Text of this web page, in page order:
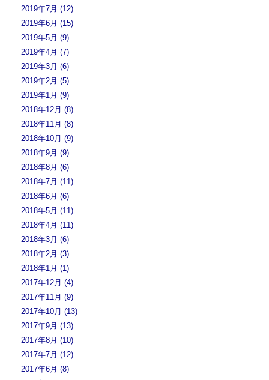
2019年7月 (12)
2019年6月 (15)
2019年5月 (9)
2019年4月 (7)
2019年3月 (6)
2019年2月 (5)
2019年1月 (9)
2018年12月 (8)
2018年11月 (8)
2018年10月 (9)
2018年9月 (9)
2018年8月 (6)
2018年7月 (11)
2018年6月 (6)
2018年5月 (11)
2018年4月 (11)
2018年3月 (6)
2018年2月 (3)
2018年1月 (1)
2017年12月 (4)
2017年11月 (9)
2017年10月 (13)
2017年9月 (13)
2017年8月 (10)
2017年7月 (12)
2017年6月 (8)